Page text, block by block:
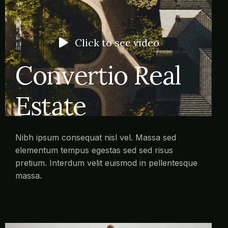
Convertio Real
Estate
Nibh ipsum consequat nisl vel. Massa sed
elementum tempus egestas sed sed risus
pretium. Interdum velit euismod in pellentesque
massa.
Click to see video